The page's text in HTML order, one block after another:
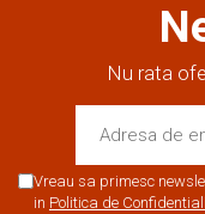
Nu rata
Vreau sa primesc
in Politica de